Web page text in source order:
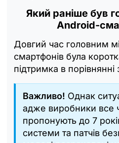
Який раніше був
Android-
Довгий час головним
смартфонів була
підтримка в порівнянні
Важливо! Однак
адже виробники все
пропонують до 7
системи та патчів